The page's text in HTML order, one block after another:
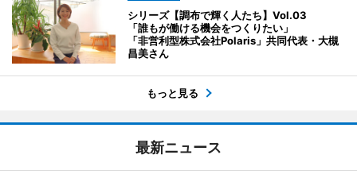
シリーズ【調布で輝く人たち】Vol.03
「誰もが働ける機会をつくりたい」
「非営利型株式会社Polaris」共同代表・大槻
昌美さん
もっと見る
最新ニュース